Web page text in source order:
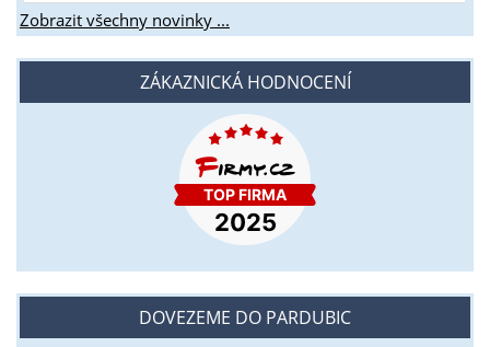
Zobrazit všechny novinky ...
ZÁKAZNICKÁ HODNOCENÍ
DOVEZEME DO PARDUBIC